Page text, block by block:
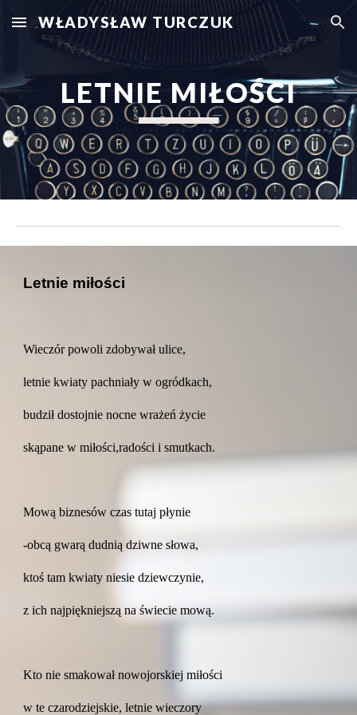
Skip to main content Skip to navigation
WŁADYSŁAW TURCZUK
LETNIE MIŁOŚCI
Letnie miłości
Wieczór powoli zdobywał ulice,
letnie kwiaty pachniały w ogródkach,
budził dostojnie nocne wrażeń życie
skąpane w miłości,radości i smutkach.
Mową biznesów czas tutaj płynie
-obcą gwarą dudnią dziwne słowa,
ktoś tam kwiaty niesie dziewczynie,
z ich najpiękniejszą na świecie mową.
Kto nie smakował nowojorskiej miłości
w te czarodziejskie, letnie wieczory